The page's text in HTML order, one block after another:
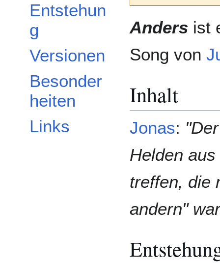
Entstehun
g
Versionen
Besonder
heiten
Links
Anders ist
Song von
Inhalt
Jonas:
Helden
treffen, die
andern"